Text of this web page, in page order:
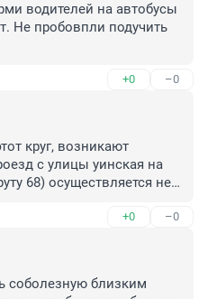
водителей на автобусы
Не пробовпли подучить
+0 –0
круг, возникают
с улицы уинская на
68) осуществляется не
дорогу никому не
для разгрузки круга и
фото, на котором ясно
первый автобус
+0 –0
соболезную близким